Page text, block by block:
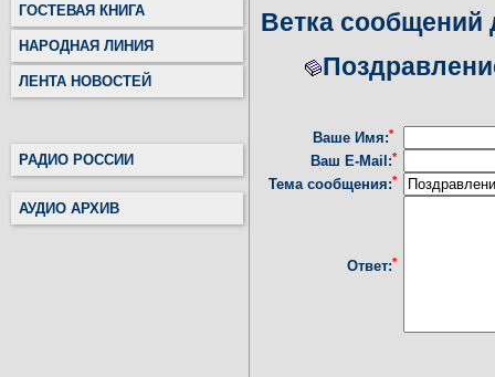
ГОСТЕВАЯ КНИГА
НАРОДНАЯ ЛИНИЯ
ЛЕНТА НОВОСТЕЙ
РАДИО РОССИИ
АУДИО АРХИВ
Ветка
Ваше Имя:*
Ваш E-Mail:*
Тема сообщения:*
Ответ:*